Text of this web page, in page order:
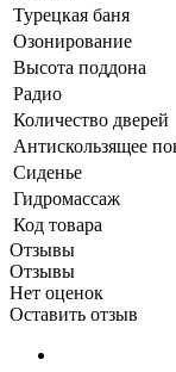
Турецкая баня
Озонирование
Высота поддона
Радио
Количество дверей
Антискользящее
Сиденье
Гидромассаж
Код товара
Отзывы
Отзывы
Нет оценок
Оставить отзыв